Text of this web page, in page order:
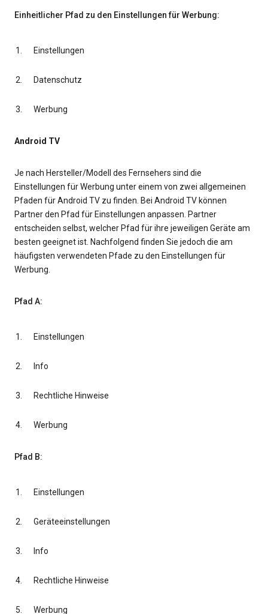
Einheitlicher Pfad zu den Einstellungen für Werbung:
Einstellungen
Datenschutz
Werbung
Android TV
Je nach Hersteller/Modell des Fernsehers sind die
Einstellungen für Werbung unter einem von zwei allgemeinen
Pfaden für Android TV zu finden. Bei Android TV können
Partner den Pfad für Einstellungen anpassen. Partner
entscheiden selbst, welcher Pfad für ihre jeweiligen Geräte am
besten geeignet ist. Nachfolgend finden Sie jedoch die am
häufigsten verwendeten Pfade zu den Einstellungen für
Werbung.
Pfad A:
Einstellungen
Info
Rechtliche Hinweise
Werbung
Pfad B:
Einstellungen
Geräteeinstellungen
Info
Rechtliche Hinweise
Werbung